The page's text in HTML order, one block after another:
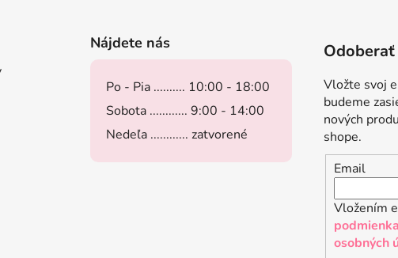
Nájdete nás
Po - Pia .......... 10:00 - 18:00
Sobota ............ 9:00 - 14:00
Nedeľa ............ zatvorené
Vložte svoj
budeme
nových
shope.
Email
Vložením
osobných